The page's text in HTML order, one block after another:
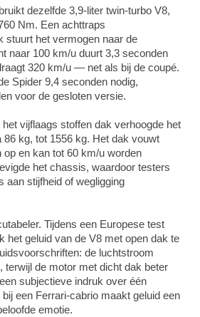
dezelfde 3,9-liter twin-turbo V8,
Nm. Een achttraps
stuurt het vermogen naar de
naar 100 km/u duurt 3,3 seconden
320 km/u — net als bij de coupé.
Spider 9,4 seconden nodig,
voor de gesloten versie.
vijflaags stoffen dak verhoogde het
86 kg, tot 1556 kg. Het dak vouwt
en kan tot 60 km/u worden
het chassis, waardoor testers
aan stijfheid of wegligging
Tijdens een Europese test
het geluid van de V8 met open dak te
de luchtstroom
terwijl de motor met dicht dak beter
subjectieve indruk over één
een Ferrari-cabrio maakt geluid een
emotie.